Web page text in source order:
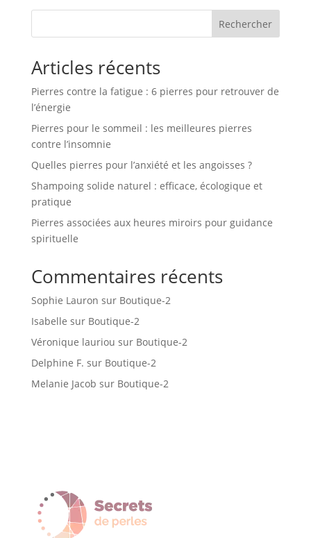
Rechercher
Articles récents
Pierres contre la fatigue : 6 pierres pour retrouver de
l’énergie
Pierres pour le sommeil : les meilleures pierres
contre l’insomnie
Quelles pierres pour l’anxiété et les angoisses ?
Shampoing solide naturel : efficace, écologique et
pratique
Pierres associées aux heures miroirs pour guidance
spirituelle
Commentaires récents
Sophie Lauron sur Boutique-2
Isabelle sur Boutique-2
Véronique lauriou sur Boutique-2
Delphine F. sur Boutique-2
Melanie Jacob sur Boutique-2